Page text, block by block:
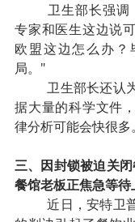
卫生部长强调
专家和医生这边说
欧盟这边怎么办？
局。"
卫生部长还认
据大量的科学文件
律分析可能会快很多。
三、因封锁被迫关
餐馆老板正焦急等
近日，安特卫